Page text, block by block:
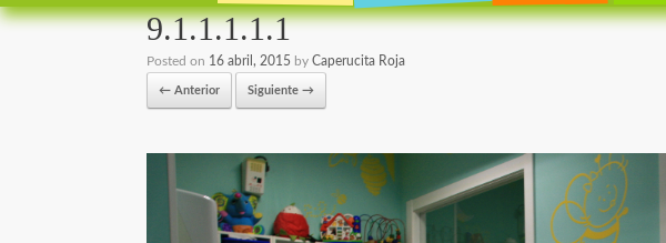
9.1.1.1.1.1
Posted on 16 abril, 2015 by Caperucita Roja
← Anterior Siguiente →